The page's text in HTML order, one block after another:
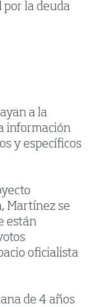
por la deuda
a la
información
y específicos
Martínez se
están
oficialista
de 4 años